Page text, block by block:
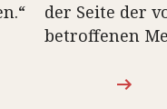
der Seite der
betroffenen